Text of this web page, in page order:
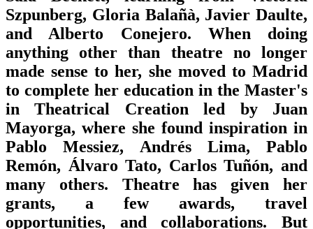
Szpunberg, Gloria Balañà, Javier Daulte,
and Alberto Conejero. When doing
anything other than theatre no longer
made sense to her, she moved to Madrid
to complete her education in the Master's
in Theatrical Creation led by Juan
Mayorga, where she found inspiration in
Pablo Messiez, Andrés Lima, Pablo
Remón, Álvaro Tato, Carlos Tuñón, and
many others. Theatre has given her
grants, a few awards, travel
opportunities, and collaborations. But